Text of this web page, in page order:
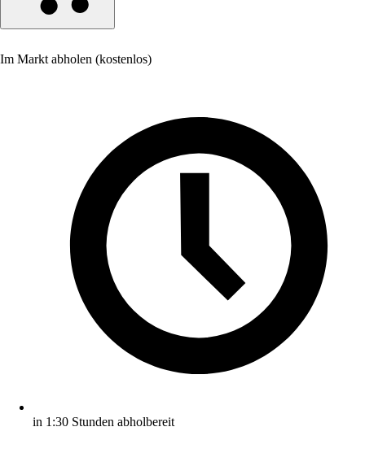
Im Markt abholen (kostenlos)
in 1:30 Stunden abholbereit